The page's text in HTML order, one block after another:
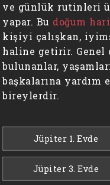
ve günlük rutinleri
yapar. Bu doğum
kişiyi çalışkan,
haline getirir. Genel
bulunanlar,
başkalarına yardım
bireylerdir.
Jüpiter 1. Evde
Jüpiter 3. Evde